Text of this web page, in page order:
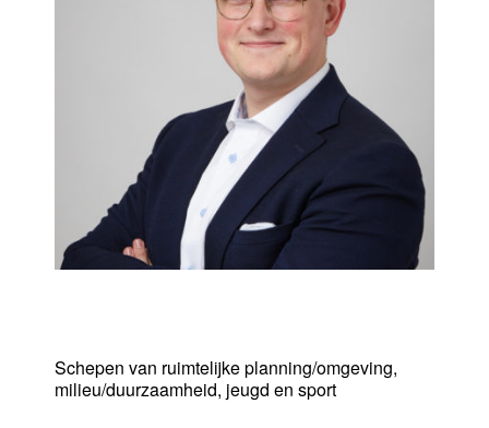
Schepen van ruimtelijke planning/omgeving,
milieu/duurzaamheid, jeugd en sport